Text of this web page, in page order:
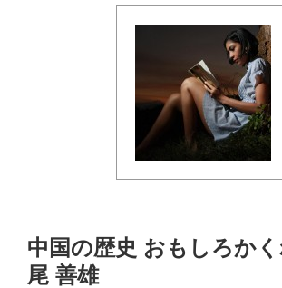
中国の歴史 おもしろか
尾 善雄